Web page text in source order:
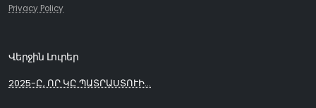
Privacy Policy
Վերջին Լուրեր
2025-Ը, ՈՐ ԿԸ ՊԱՏՐԱՍՏՈՒԻ...